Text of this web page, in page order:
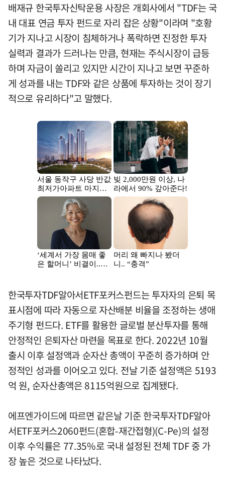
배재규 한국투자신탁운용 사장은 개회사에서 "TDF는 국
내 대표 연금 투자 펀드로 자리 잡은 상황"이라며 "호황
기가 지나고 시장이 침체하거나 폭락하면 진정한 투자
실력과 결과가 드러나는 만큼, 현재는 주식시장이 급등
하며 자금이 쏠리고 있지만 시간이 지나고 보면 꾸준하
게 성과를 내는 TDF와 같은 상품에 투자하는 것이 장기
적으로 유리하다"고 말했다.
한국투자TDF알아서ETF포커스펀드는 투자자의 은퇴 목
표시점에 따라 자동으로 자산배분 비율을 조정하는 생애
주기형 펀드다. ETF를 활용한 글로벌 분산투자를 통해
안정적인 은퇴자산 마련을 목표로 한다. 2022년 10월
출시 이후 설정액과 순자산 총액이 꾸준히 증가하며 안
정적인 성과를 이어오고 있다. 전날 기준 설정액은 5193
억 원, 순자산총액은 8115억원으로 집계됐다.
에프엔가이드에 따르면 같은날 기준 한국투자TDF알아
서ETF포커스2060펀드(혼합-재간접형)(C-Pe)의 설정
이후 수익률은 77.35%로 국내 설정된 전체 TDF 중 가
장 높은 것으로 나타났다.